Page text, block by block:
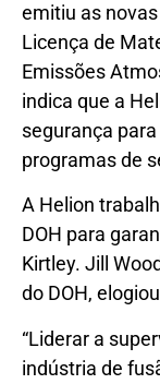
emitiu as
Licença de
Emissões
indica que a
segurança
programas de
A Helion
DOH para
Kirtley. Jill
do DOH,
“Liderar a
indústria de